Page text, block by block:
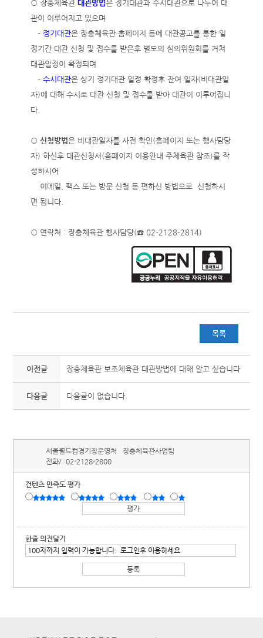
○ 장충체육관대관방법은 정기대관과 수시대관으로 나누어 대
관이 이루어지고 있으며
- 정기대관은 장충체육관 홈페이지 등에 대관공고를 통한 일
정기간 대관 신청 및 접수를 받은후 별도의 심의위원회를 거쳐
대관일정이 확정되며
-수시대관은 상기 정기대관 일정 확정후 잔여 일자(비대관일
자)에 대해 수시로 대관 신청 및 접수를 받아 대관이 이루어집니
다.
○신청방법은 비대관일자를 사전 확인(홈페이지 또는 행사담당
자) 하신후 대관신청서(홈페이지 이용안내 주체육관 참조)를 작
성하시어
이메일, 팩스 또는 방문 신청 등 편하신 방법으로 신청하시
면 됩니다.
○ 연락처 : 장충체육관 행사담당(☎ 02-2128-2814)
목록
이전글 장충체육관 보조체육관 대관방법에 대해 알고 싶습니다
다음글 다음글이 없습니다.
서울월드컵경기장운영처
장충체육관사업팀
전화/ :02-2128-2800
컨텐츠 만족도 평가
한줄 의견달기